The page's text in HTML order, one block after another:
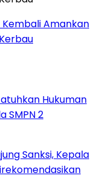
Amankan
Hukuman
SMPN 2
Sanksi, Kepala